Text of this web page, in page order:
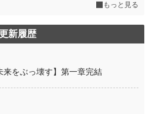
もっと見る
新履歴
来をぶっ壊す】第一章完結